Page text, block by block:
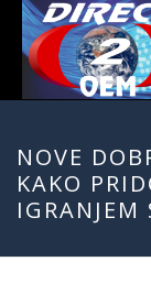
NOVE
KAKO
IGRANJEM